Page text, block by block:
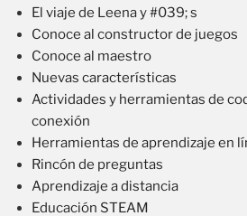
El viaje de Leena y #039; s
Conoce al constructor de juegos
Conoce al maestro
Nuevas características
Actividades y herramientas de
conexión
Herramientas de aprendizaje en
Rincón de preguntas
Aprendizaje a distancia
Educación STEAM